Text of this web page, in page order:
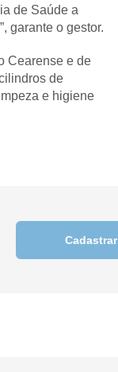
de Saúde a
garante o gestor.
Cearense e de
de
e higiene
Cadastrar